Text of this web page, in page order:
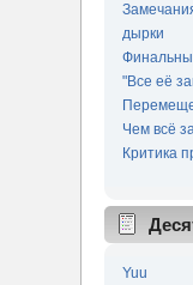
дырки
"Все её
Чем всё
Критика
Yuu